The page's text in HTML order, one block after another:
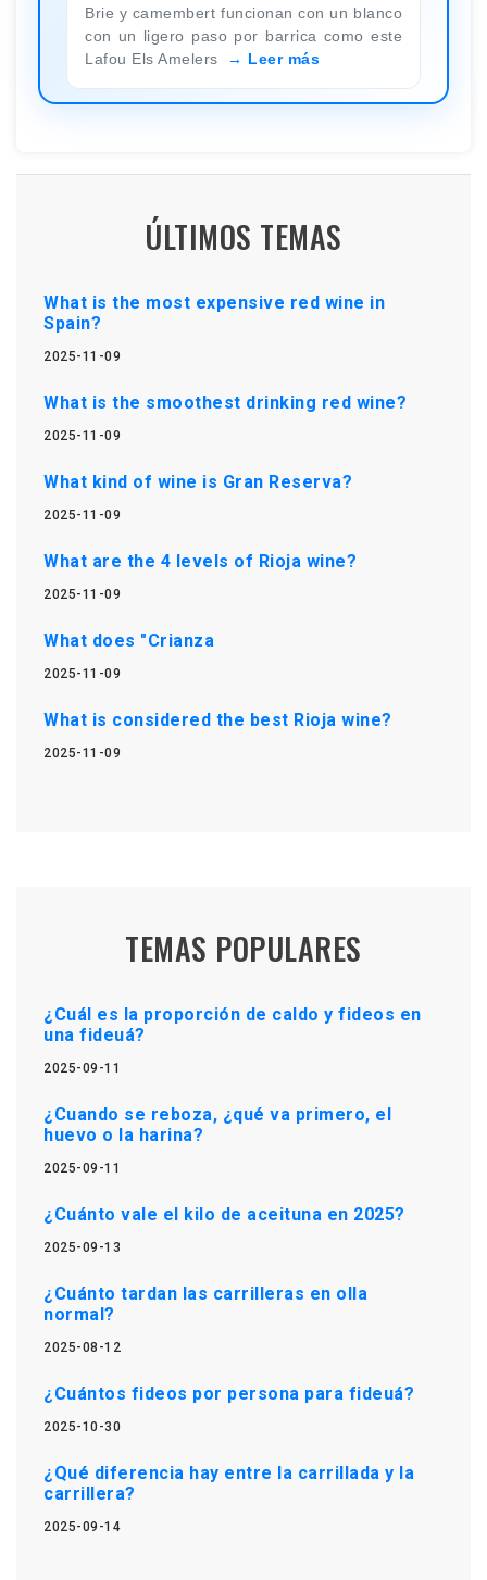
Brie y camembert funcionan con un blanco
con un ligero paso por barrica como este
Lafou Els Amelers
Leer más
ÚLTIMOS TEMAS
What is the most expensive red wine in
Spain?
2025-11-09
What is the smoothest drinking red wine?
2025-11-09
What kind of wine is Gran Reserva?
2025-11-09
What are the 4 levels of Rioja wine?
2025-11-09
What does "Crianza
2025-11-09
What is considered the best Rioja wine?
2025-11-09
TEMAS POPULARES
¿Cuál es la proporción de caldo y fideos en
una fideuá?
2025-09-11
¿Cuando se reboza, ¿qué va primero, el
huevo o la harina?
2025-09-11
¿Cuánto vale el kilo de aceituna en 2025?
2025-09-13
¿Cuánto tardan las carrilleras en olla
normal?
2025-08-12
¿Cuántos fideos por persona para fideuá?
2025-10-30
¿Qué diferencia hay entre la carrillada y la
carrillera?
2025-09-14